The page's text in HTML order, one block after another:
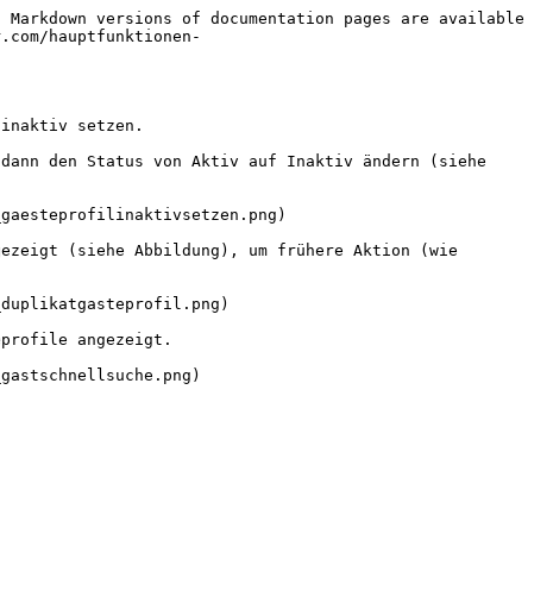
versions of documentation pages are available
hauptfunktionen-
inaktiv setzen.
den Status von Aktiv auf Inaktiv ändern (siehe
(siehe Abbildung), um frühere Aktion (wie
angezeigt.